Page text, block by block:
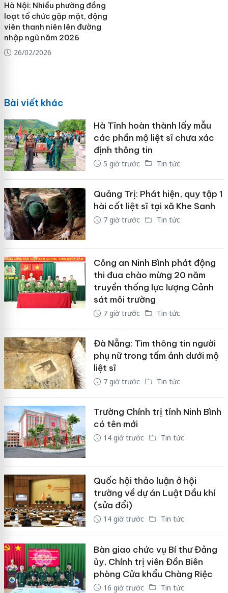
Hà Nội: Nhiều phường đồng
loạt tổ chức gặp mặt, động
viên thanh niên lên đường
nhập ngũ năm 2026
26/02/2026
Bài viết khác
Hà Tĩnh hoàn thành lấy mẫu
các phần mộ liệt sĩ chưa xác
định thông tin
5 giờ trước Tin tức
Quảng Trị: Phát hiện, quy tập 1
hài cốt liệt sĩ tại xã Khe Sanh
7 giờ trước Tin tức
Công an Ninh Bình phát động
thi đua chào mừng 20 năm
truyền thống lực lượng Cảnh
sát môi trường
7 giờ trước Tin tức
Đà Nẵng: Tìm thông tin người
phụ nữ trong tấm ảnh dưới mộ
liệt sĩ
7 giờ trước Tin tức
Trường Chính trị tỉnh Ninh Bình
có tên mới
14 giờ trước Tin tức
Quốc hội thảo luận ở hội
trường về dự án Luật Dầu khí
(sửa đổi)
14 giờ trước Tin tức
Bàn giao chức vụ Bí thư Đảng
ủy, Chính trị viên Đồn Biên
phòng Cửa khẩu Chàng Riệc
16 giờ trước Tin tức